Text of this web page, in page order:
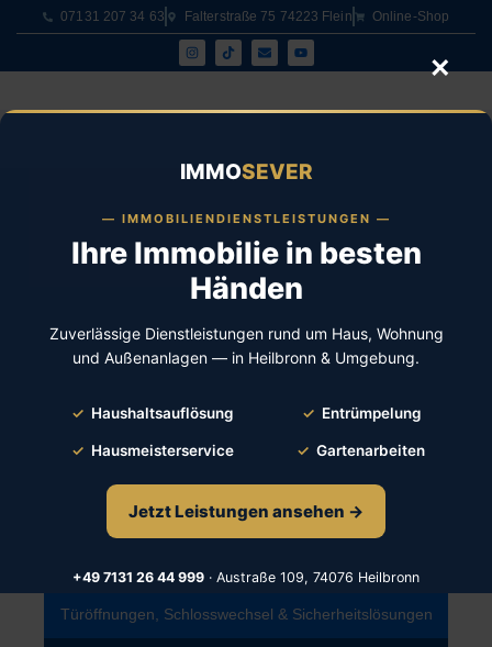
07131 207 34 63 Falterstraße 75 74223 Flein Online-Shop
Experten für
Schlüsseldienst
Türöffnungen, Schlosswechsel & Sicherheitslösungen
IMMOSEVER
— IMMOBILIENDIENSTLEISTUNGEN —
Ihre Immobilie in besten
Händen
Zuverlässige Dienstleistungen rund um Haus, Wohnung
und Außenanlagen — in Heilbronn & Umgebung.
✓ Haushaltsauflösung ✓ Entrümpelung
✓ Hausmeisterservice ✓ Gartenarbeiten
Jetzt Leistungen ansehen →
+49 7131 26 44 999 · Austraße 109, 74076 Heilbronn